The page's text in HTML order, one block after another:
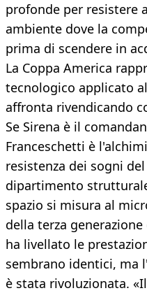
profonde per resistere
ambiente dove la
prima di scendere in
La Coppa America
tecnologico applicato
affronta rivendicando
Se Sirena è il
Franceschetti è
resistenza dei sogni
dipartimento
spazio si misura al
della terza
ha livellato le
sembrano identici, ma
è stata rivoluzionata.